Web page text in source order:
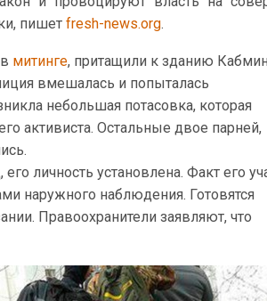
пишетfresh-news.org.
митинге, притащили к зданию
вмешалась и попыталась
небольшая потасовка, которая
активиста. Остальные двое парней,
личность установлена. Факт его
наружного наблюдения. Готовятся
Правоохранители заявляют, что